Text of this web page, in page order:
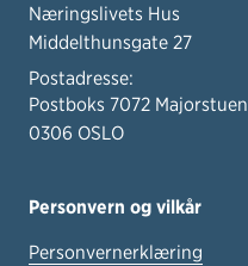
Næringslivets Hus
Middelthunsgate 27
Postadresse:
Postboks 7072 Majorstuen
0306 OSLO
Personvern og vilkår
Personvernerklæring